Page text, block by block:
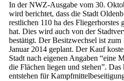
In der NWZ-Ausgabe vom 30.
wird berichtet, dass die Stadt
restlichen 110 ha des Fliegerhorstes
hat. Dies wird auch von der
bestätigt. Der Besitzwechsel ist zum
Januar 2014 geplant. Der Kauf
Stadt nach eigenen Angaben “eine
die Flächen liegen und stehen”. Das
entstehen für